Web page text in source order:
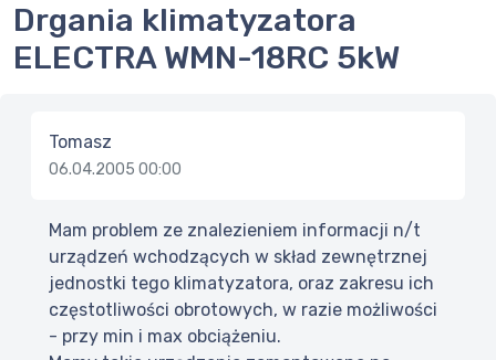
Drgania klimatyzatora
ELECTRA WMN-18RC 5kW
Tomasz
06.04.2005 00:00
Mam problem ze znalezieniem informacji n/t
urządzeń wchodzących w skład zewnętrznej
jednostki tego klimatyzatora, oraz zakresu ich
częstotliwości obrotowych, w razie możliwości
- przy min i max obciążeniu.